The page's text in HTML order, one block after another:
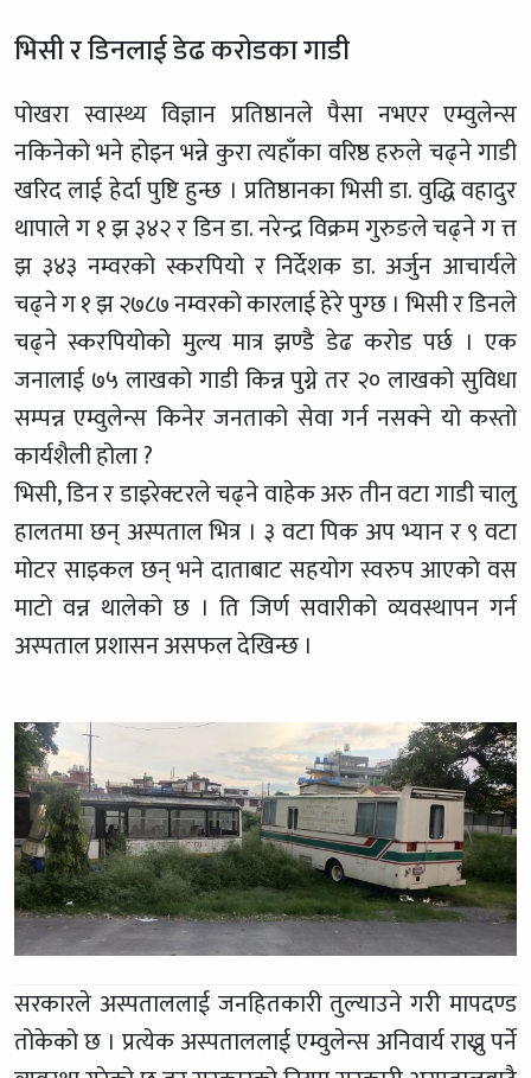
भिसी र डिनलाई डेढ करोडका गाडी
पोखरा स्वास्थ्य विज्ञान प्रतिष्ठानले पैसा नभएर एम्वुलेन्स
नकिनेको भने होइन भन्ने कुरा त्यहाँका वरिष्ठ हरुले चढ्ने गाडी
खरिद लाई हेर्दा पुष्टि हुन्छ । प्रतिष्ठानका भिसी डा. वुद्धि वहादुर
थापाले ग १ झ ३४२ र डिन डा. नरेन्द्र विक्रम गुरुङले चढ्ने ग त्त
झ ३४३ नम्वरको स्करपियो र निर्देशक डा. अर्जुन आचार्यले
चढ्ने ग १ झ २७८७ नम्वरको कारलाई हेरे पुग्छ । भिसी र डिनले
चढ्ने स्करपियोको मुल्य मात्र झण्डै डेढ करोड पर्छ । एक
जनालाई ७५ लाखको गाडी किन्न पुग्ने तर २० लाखको सुविधा
सम्पन्न एम्वुलेन्स किनेर जनताको सेवा गर्न नसक्ने यो कस्तो
कार्यशैली होला ?
भिसी, डिन र डाइरेक्टरले चढ्ने वाहेक अरु तीन वटा गाडी चालु
हालतमा छन् अस्पताल भित्र । ३ वटा पिक अप भ्यान र ९ वटा
मोटर साइकल छन् भने दाताबाट सहयोग स्वरुप आएको वस
माटो वन्न थालेको छ । ति जिर्ण सवारीको व्यवस्थापन गर्न
अस्पताल प्रशासन असफल देखिन्छ ।
सरकारले अस्पताललाई जनहितकारी तुल्याउने गरी मापदण्ड
तोकेको छ । प्रत्येक अस्पताललाई एम्वुलेन्स अनिवार्य राख्नु पर्ने